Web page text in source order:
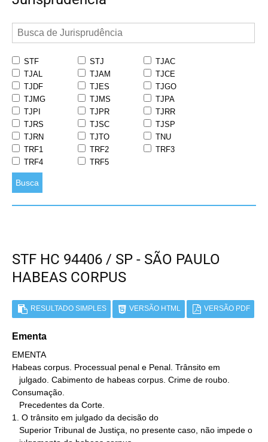
STF STJ
TJAC
TJAL
TJAM
TJCE
TJDF
TJES
TJGO
TJMG
TJMS
TJPA
TJPI
TJPR
TJRR
TJRS
TJSC
TJSP
TJRN
TJTO
TNU
TRF1
TRF2
TRF3
TRF4
TRF5
Busca
STF HC 94406 / SP - SÃO PAULO
HABEAS CORPUS
RESULTADO SIMPLES VERSÃO HTML VERSÃO PDF
Ementa
EMENTA
Habeas corpus. Processual penal e Penal. Trânsito em
Consumação.
1. O trânsito em julgado da decisão do